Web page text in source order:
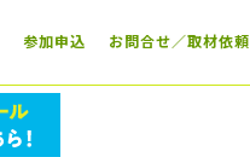
参加申込 お問合せ／取材依頼